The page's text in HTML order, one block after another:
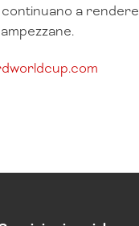
continuano a rendere